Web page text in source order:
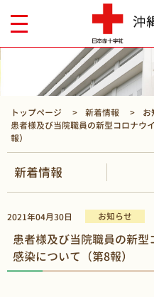
トップページ 新着情報
お
患者様及び当院職員の新型コロナウ
報）
新着情報
2021年04月30日 お知らせ
患者様及び当院職員の新型
感染について（第8報）